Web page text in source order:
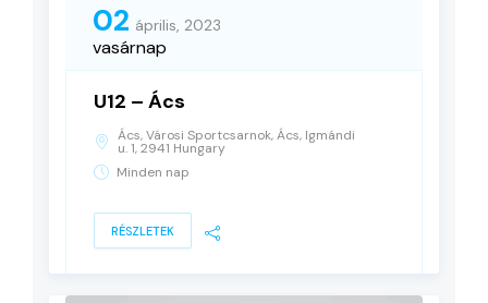
02 április, 2023
vasárnap
U12 – Ács
Ács, Városi Sportcsarnok, Ács, Igmándi
u. 1, 2941 Hungary
Minden nap
RÉSZLETEK